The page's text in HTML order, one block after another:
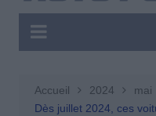
Accueil 2024 mai
Dès juillet 2024, ces